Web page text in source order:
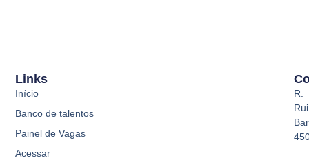
Links
Início
Banco de talentos
Painel de Vagas
Acessar
R.
Rui
–